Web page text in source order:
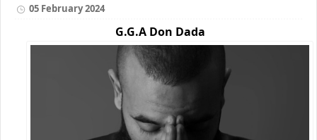
05 February 2024
G.G.A Don Dada